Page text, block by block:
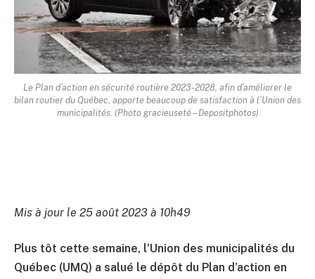
Le Plan d’action en sécurité routière 2023-2028, afin d’améliorer le
bilan routier du Québec, apporte beaucoup de satisfaction à l’Union des
municipalités. (Photo gracieuseté – Depositphotos)
Mis à jour le 25 août 2023 à 10h49
Plus tôt cette semaine, l’Union des municipalités du
Québec (UMQ) a salué le dépôt du Plan d’action en